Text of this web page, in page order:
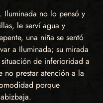
Iluminada no lo pensó y
le serví agua y
una niña se sentó
a Iluminada; su mirada
de inferioridad a
no prestar atención a la
porque